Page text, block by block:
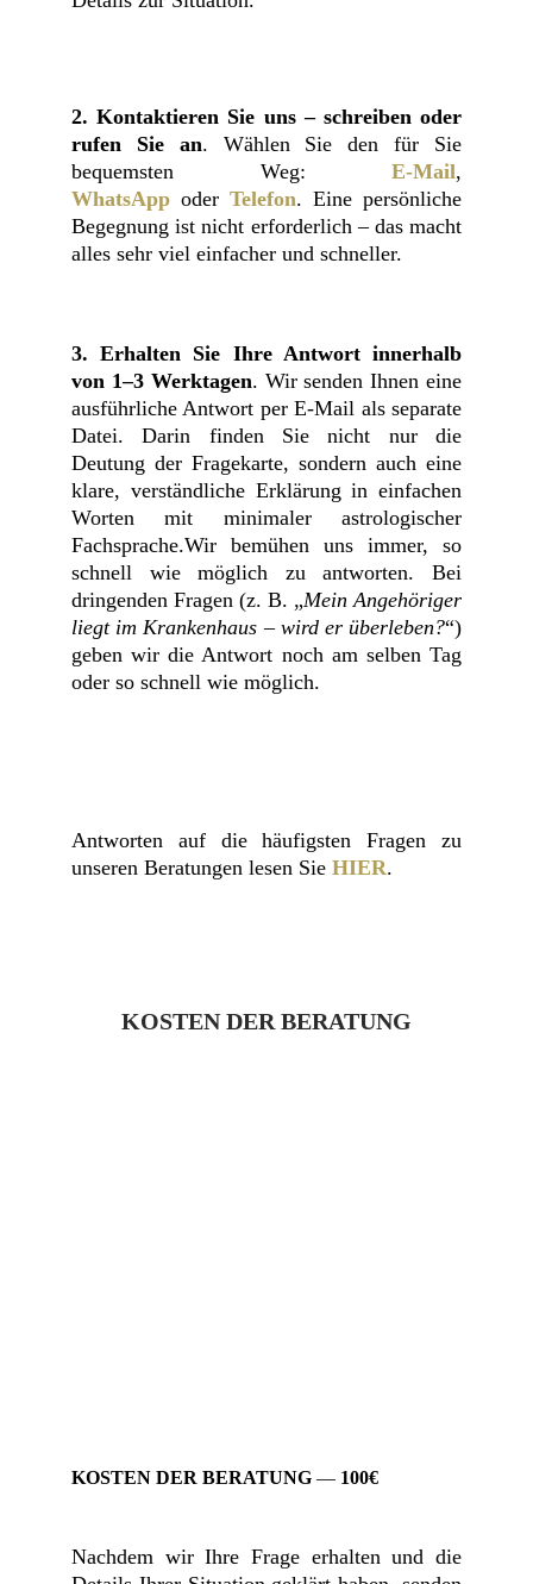
2. Kontaktieren Sie uns – schreiben oder
rufen Sie an. Wählen Sie den für Sie
bequemsten Weg: E-Mail,
WhatsApp oder Telefon. Eine persönliche
Begegnung ist nicht erforderlich – das macht
alles sehr viel einfacher und schneller.
3. Erhalten Sie Ihre Antwort innerhalb
von 1–3 Werktagen. Wir senden Ihnen eine
ausführliche Antwort per E-Mail als separate
Datei. Darin finden Sie nicht nur die
Deutung der Fragekarte, sondern auch eine
klare, verständliche Erklärung in einfachen
Worten mit minimaler astrologischer
Fachsprache.Wir bemühen uns immer, so
schnell wie möglich zu antworten. Bei
dringenden Fragen (z. B. „Mein Angehöriger
liegt im Krankenhaus – wird er überleben?“)
geben wir die Antwort noch am selben Tag
oder so schnell wie möglich.
Antworten auf die häufigsten Fragen zu
unseren Beratungen lesen Sie HIER.
KOSTEN DER BERATUNG
KOSTEN DER BERATUNG — 100€
Nachdem wir Ihre Frage erhalten und die